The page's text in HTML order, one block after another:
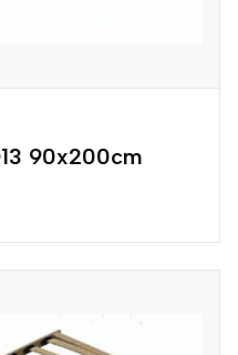
90x200cm